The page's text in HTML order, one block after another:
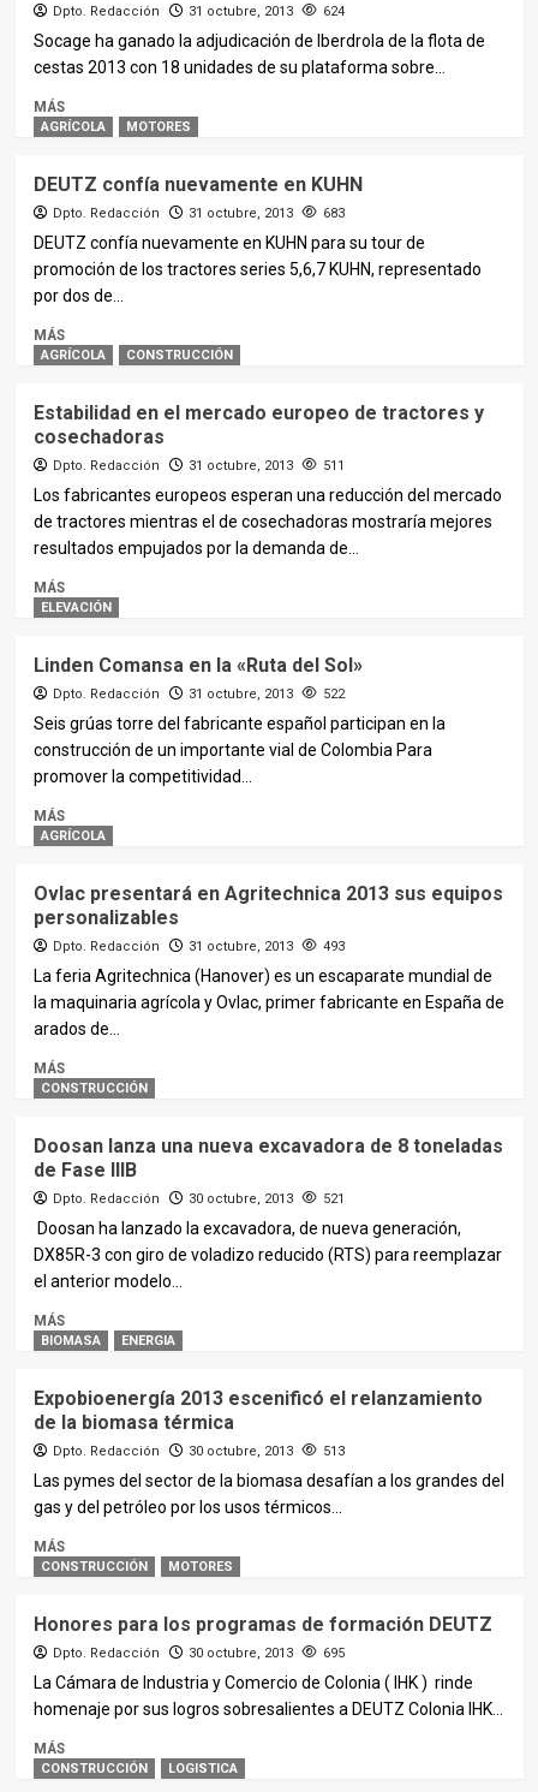
Dpto. Redacción 31 octubre, 2013 624
Socage ha ganado la adjudicación de Iberdrola de la flota de
cestas 2013 con 18 unidades de su plataforma sobre...
MÁS
AGRÍCOLA MOTORES
DEUTZ confía nuevamente en KUHN
Dpto. Redacción 31 octubre, 2013 683
DEUTZ confía nuevamente en KUHN para su tour de
promoción de los tractores series 5,6,7 KUHN, representado
por dos de...
MÁS
AGRÍCOLA CONSTRUCCIÓN
Estabilidad en el mercado europeo de tractores y
cosechadoras
Dpto. Redacción 31 octubre, 2013 511
Los fabricantes europeos esperan una reducción del mercado
de tractores mientras el de cosechadoras mostraría mejores
resultados empujados por la demanda de...
MÁS
ELEVACIÓN
Linden Comansa en la «Ruta del Sol»
Dpto. Redacción 31 octubre, 2013 522
Seis grúas torre del fabricante español participan en la
construcción de un importante vial de Colombia Para
promover la competitividad...
MÁS
AGRÍCOLA
Ovlac presentará en Agritechnica 2013 sus equipos
personalizables
Dpto. Redacción 31 octubre, 2013 493
La feria Agritechnica (Hanover) es un escaparate mundial de
la maquinaria agrícola y Ovlac, primer fabricante en España de
arados de...
MÁS
CONSTRUCCIÓN
Doosan lanza una nueva excavadora de 8 toneladas
de Fase IIIB
Dpto. Redacción 30 octubre, 2013 521
Doosan ha lanzado la excavadora, de nueva generación,
DX85R-3 con giro de voladizo reducido (RTS) para reemplazar
el anterior modelo...
MÁS
BIOMASA ENERGIA
Expobioenergía 2013 escenificó el relanzamiento
de la biomasa térmica
Dpto. Redacción 30 octubre, 2013 513
Las pymes del sector de la biomasa desafían a los grandes del
gas y del petróleo por los usos térmicos...
MÁS
CONSTRUCCIÓN MOTORES
Honores para los programas de formación DEUTZ
Dpto. Redacción 30 octubre, 2013 695
La Cámara de Industria y Comercio de Colonia ( IHK ) rinde
homenaje por sus logros sobresalientes a DEUTZ Colonia IHK...
MÁS
CONSTRUCCIÓN LOGISTICA